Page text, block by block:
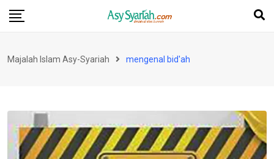
Skip
Majalah Islam Asy-Syariah mengenal bid'ah